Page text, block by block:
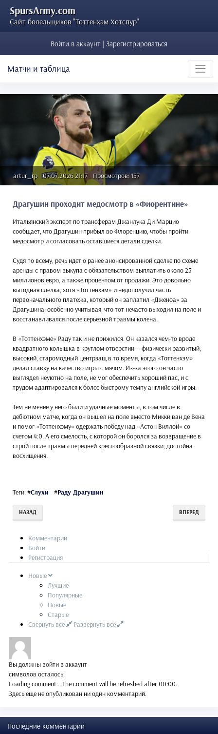
SpursArmy.com
Сайт болельщиков "Тоттенхэм Хотспур"
Войти в аккаунт | Зарегистрироваться
Матчи и таблица
artur_rp 07.07.2026 21:17 Просмотров: 157
Драгушин проходит медосмотр в «Фиорентине»
Итальянский эксперт по трансферам Джанлука Ди Марцио
сообщает, что Драгушин прибыл во Флоренцию, чтобы пройти
медосмотр и согласовать оставшиеся детали сделки.
Судя по всему, речь идет о ранее анонсированной сделке по схеме
аренды с правом выкупа с обязательством выплатить около 25
миллионов евро, а также процентом от продажи. Это довольно
выгодная сделка, хотя «Тоттенхэм» и недополучил часть
первоначального платежа, который он заплатил «Дженоа» за
Драгушина, особенно учитывая, что тот нечасто выходил на поле и
восстанавливался после серьезной травмы колена.
В «Тоттенхэме» Раду так и не прижился. Он казался чем-то вроде
квадратного колышка в круглом отверстии — физически развитый,
высокий, старомодный центрзащ в то время, когда «Тоттенхэм»
делал ставку на качество игры с мячом. Из-за этого он часто
выглядел неуютно на поле, не мог обеспечить хороший пас, и с
трудом адаптировался к более быстрому темпу английской игры.
Тем не менее у него были и удачные моменты, в том числе в
дебютном матче, когда он вышел на поле вместо Микки ван де Вена
и помог «Тоттенхэму» одержать победу над «Астон Виллой» со
счетом 4:0. А его смелость, с которой он боролся за возвращение в
строй после травмы передней крестообразной связки, достойна
восхищения.
Теги:#Слухи #Раду Драгушин
НАЗАД ВПЕРЕД
Комментарии
Войти
Регистрация
Новые
Лучшие
Популярные
Новые
Старые
Свернуть все
Развернуть все
Вы должны войти в аккаунт
символов осталось.
Loading comment...The comment will be refreshed after00:00.
Здесь еще не опубликован ни один комментарий.
Последние комментарии